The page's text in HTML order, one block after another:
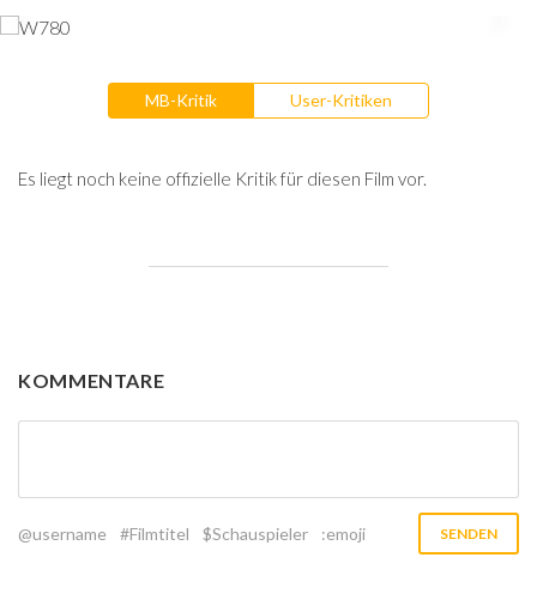
MB-Kritik User-Kritiken
Es liegt noch keine offizielle Kritik für diesen Film vor.
KOMMENTARE
@username #Filmtitel $Schauspieler :emoji